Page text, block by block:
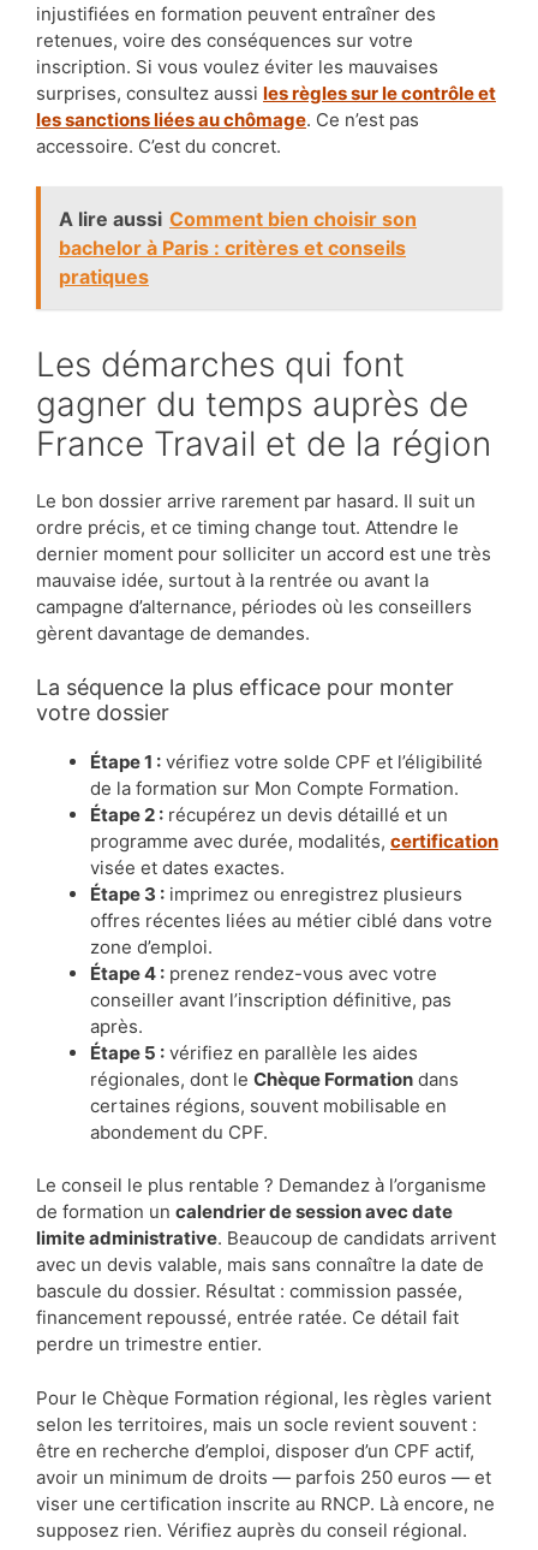
injustifiées en formation peuvent entraîner des
retenues, voire des conséquences sur votre
inscription. Si vous voulez éviter les mauvaises
surprises, consultez aussi les règles sur le contrôle et
les sanctions liées au chômage. Ce n’est pas
accessoire. C’est du concret.
A lire aussi Comment bien choisir son
bachelor à Paris : critères et conseils
pratiques
Les démarches qui font
gagner du temps auprès de
France Travail et de la région
Le bon dossier arrive rarement par hasard. Il suit un
ordre précis, et ce timing change tout. Attendre le
dernier moment pour solliciter un accord est une très
mauvaise idée, surtout à la rentrée ou avant la
campagne d’alternance, périodes où les conseillers
gèrent davantage de demandes.
La séquence la plus efficace pour monter
votre dossier
Étape 1 : vérifiez votre solde CPF et l’éligibilité
de la formation sur Mon Compte Formation.
Étape 2 : récupérez un devis détaillé et un
programme avec durée, modalités, certification
visée et dates exactes.
Étape 3 : imprimez ou enregistrez plusieurs
offres récentes liées au métier ciblé dans votre
zone d’emploi.
Étape 4 : prenez rendez-vous avec votre
conseiller avant l’inscription définitive, pas
après.
Étape 5 : vérifiez en parallèle les aides
régionales, dont le Chèque Formation dans
certaines régions, souvent mobilisable en
abondement du CPF.
Le conseil le plus rentable ? Demandez à l’organisme
de formation un calendrier de session avec date
limite administrative. Beaucoup de candidats arrivent
avec un devis valable, mais sans connaître la date de
bascule du dossier. Résultat : commission passée,
financement repoussé, entrée ratée. Ce détail fait
perdre un trimestre entier.
Pour le Chèque Formation régional, les règles varient
selon les territoires, mais un socle revient souvent :
être en recherche d’emploi, disposer d’un CPF actif,
avoir un minimum de droits — parfois 250 euros — et
viser une certification inscrite au RNCP. Là encore, ne
supposez rien. Vérifiez auprès du conseil régional.